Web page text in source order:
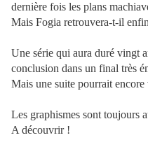
dernière fois les plans
Mais Fogia retrouvera-t-il
Une série qui aura duré vingt
conclusion dans un final très
Mais une suite pourrait
Les graphismes sont toujours
A découvrir !